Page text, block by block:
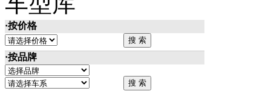
·按价格
·按品牌